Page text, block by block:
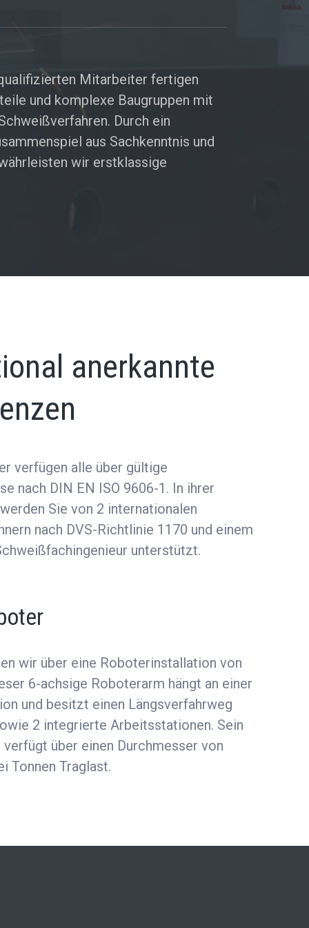
Mitarbeiter fertigen
und komplexe Baugruppen mit
Durch ein
aus Sachkenntnis und
wir erstklassige
anerkannte
verfügen alle über gültige
nach DIN EN ISO 9606-1. In ihrer
Sie von 2 internationalen
nach DVS-Richtlinie 1170 und einem
unterstützt.
wir über eine Roboterinstallation von
6-achsige Roboterarm hängt an einer
und besitzt einen Längsverfahrweg
2 integrierte Arbeitsstationen. Sein
verfügt über einen Durchmesser von
Tonnen Traglast.